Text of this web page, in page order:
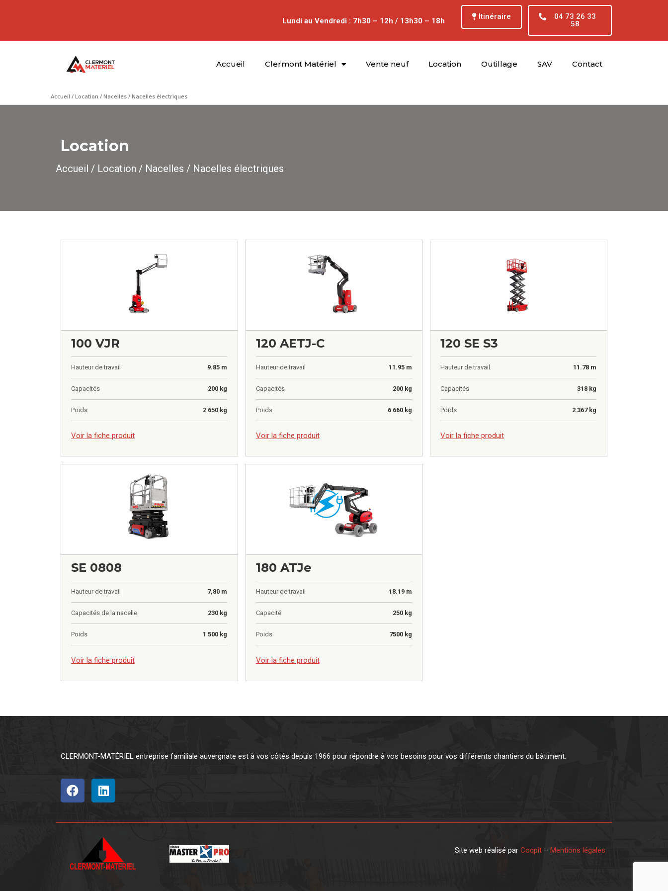
Lundi au Vendredi : 7h30 – 12h / 13h30 – 18h Itinéraire
04 73 26 33
58
Accueil Clermont Matériel Vente neuf Location Outillage SAV Contact
Accueil / Location / Nacelles / Nacelles électriques
Location
Accueil / Location / Nacelles / Nacelles électriques
100 VJR
Hauteur de travail 9.85 m
Capacités 200 kg
Poids 2 650 kg
Voir la fiche produit
120 AETJ-C
Hauteur de travail 11.95 m
Capacités 200 kg
Poids 6 660 kg
Voir la fiche produit
120 SE S3
Hauteur de travail 11.78 m
Capacités 318 kg
Poids 2 367 kg
Voir la fiche produit
SE 0808
Hauteur de travail 7,80 m
Capacités de la nacelle 230 kg
Poids 1 500 kg
Voir la fiche produit
180 ATJe
Hauteur de travail 18.19 m
Capacité 250 kg
Poids 7500 kg
Voir la fiche produit
CLERMONT-MATÉRIEL entreprise familiale auvergnate est à vos côtés depuis 1966 pour répondre à vos besoins pour vos différents chantiers du bâtiment.
Site web réalisé parCoqpit –Mentions légales